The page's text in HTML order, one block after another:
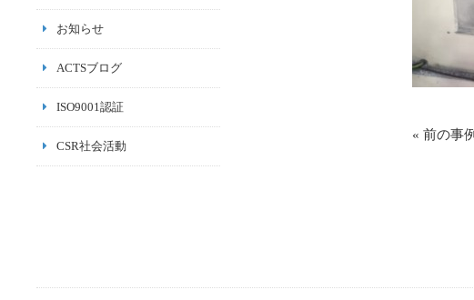
お知らせ
ACTSブログ
ISO9001認証
CSR社会活動
«前の事例